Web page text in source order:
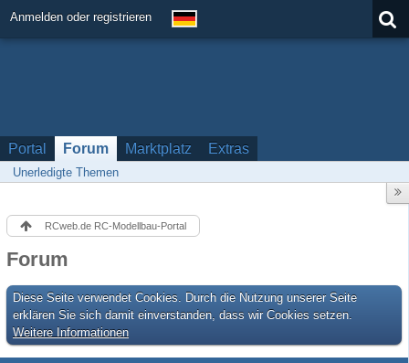
Anmelden oder registrieren
Portal Forum Marktplatz Extras
Unerledigte Themen
RCweb.de RC-Modellbau-Portal
Forum
Diese Seite verwendet Cookies. Durch die Nutzung unserer Seite
erklären Sie sich damit einverstanden, dass wir Cookies setzen.
Weitere Informationen